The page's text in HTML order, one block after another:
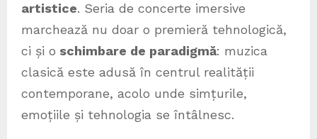
artistice. Seria de concerte imersive
marchează nu doar o premieră tehnologică,
ci și o schimbare de paradigmă: muzica
clasică este adusă în centrul realității
contemporane, acolo unde simțurile,
emoțiile și tehnologia se întâlnesc.